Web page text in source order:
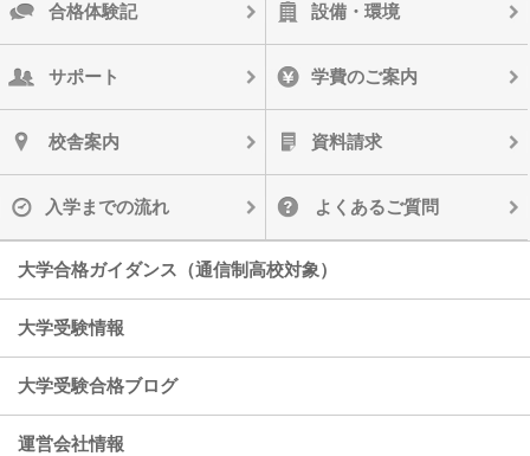
合格体験記 設備・環境
サポート 学費のご案内
校舎案内 資料請求
入学までの流れ よくあるご質問
大学合格ガイダンス（通信制高校対象）
大学受験情報
大学受験合格ブログ
運営会社情報